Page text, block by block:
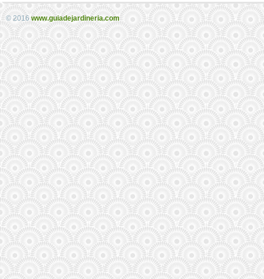
© 2016www.guiadejardineria.com